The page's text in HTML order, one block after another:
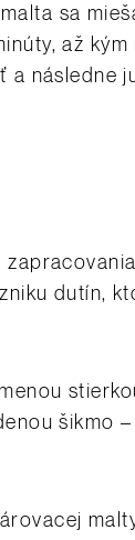
sa
až
a následne
dutín,
šikmo